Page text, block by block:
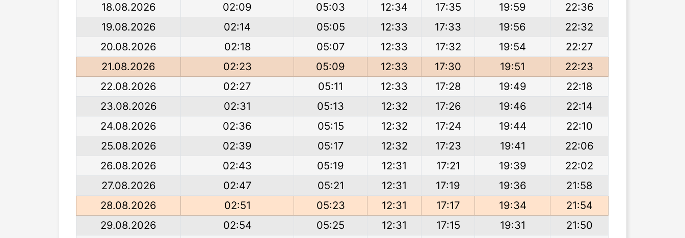
18.08.2026
02:09 05:03 12:34 17:35 19:59
22:36
19.08.2026
02:14 05:05 12:33 17:33 19:56
22:32
20.08.2026
02:18 05:07 12:33 17:32 19:54
22:27
21.08.2026
02:23 05:09 12:33 17:30 19:51
22:23
22.08.2026
02:27 05:11 12:33 17:28 19:49
22:18
23.08.2026
02:31 05:13 12:32 17:26 19:46
22:14
24.08.2026
02:36 05:15 12:32 17:24 19:44
22:10
25.08.2026
02:39 05:17 12:32 17:23 19:41
22:06
26.08.2026
02:43 05:19 12:31 17:21 19:39
22:02
27.08.2026
02:47 05:21 12:31 17:19 19:36
21:58
28.08.2026
02:51 05:23 12:31 17:17 19:34
21:54
29.08.2026
02:54 05:25 12:31 17:15 19:31
21:50